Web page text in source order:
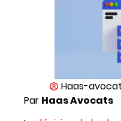
Haas-
Par Haas Avocats